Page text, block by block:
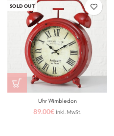
SOLD OUT
Uhr Wimbledon
89.00€ inkl. MwSt.